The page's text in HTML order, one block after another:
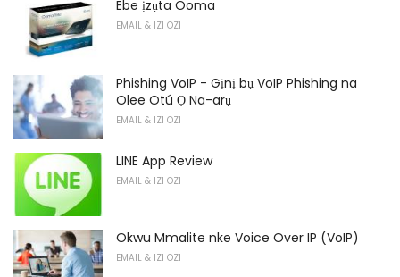
Ebe ịzụta Ooma
EMAIL & IZI OZI
Phishing VoIP - Gịnị bụ VoIP Phishing na
Olee Otú Ọ Na-arụ
EMAIL & IZI OZI
LINE App Review
EMAIL & IZI OZI
Okwu Mmalite nke Voice Over IP (VoIP)
EMAIL & IZI OZI